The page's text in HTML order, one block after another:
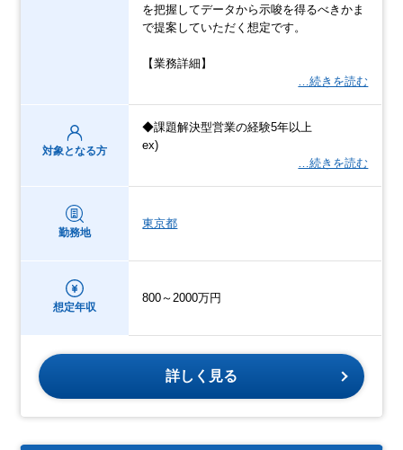
を把握してデータから示唆を得るべきかま
で提案していただく想定です。
【業務詳細】
…続きを読む
対象となる方
◆課題解決型営業の経験5年以上
ex)
…続きを読む
勤務地
東京都
想定年収
800～2000万円
詳しく見る